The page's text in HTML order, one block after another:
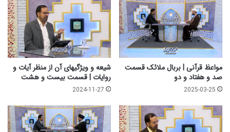
و
ه
ف
ت
ص
ا
ئ
ا
ل
د
ج
ا
مواعظ قرآنی | بربال ملائک قسمت
صد و هفتاد و دو
2025-03-25
شیعه و ویژگیهای آن از منظر آیات و
روایات | قسمت بیست و هشت
2024-11-27